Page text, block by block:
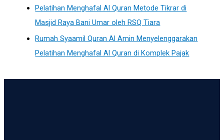
Pelatihan Menghafal Al Quran Metode Tikrar di
Masjid Raya Bani Umar oleh RSQ Tiara
Rumah Syaamil Quran Al Amin Menyelenggarakan
Pelatihan Menghafal Al Quran di Komplek Pajak